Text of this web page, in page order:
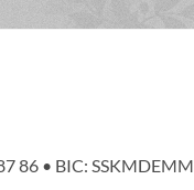
86 • BIC: SSKMDEMM